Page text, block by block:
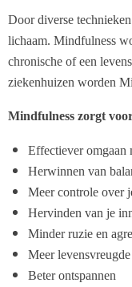
Door diverse
lichaam. Mindfulness
chronische of een
ziekenhuizen worden
Mindfulness zorgt
Effectiever omgaan
Herwinnen van
Meer controle over
Hervinden van je
Minder ruzie en
Meer levensvreugde
Beter ontspannen